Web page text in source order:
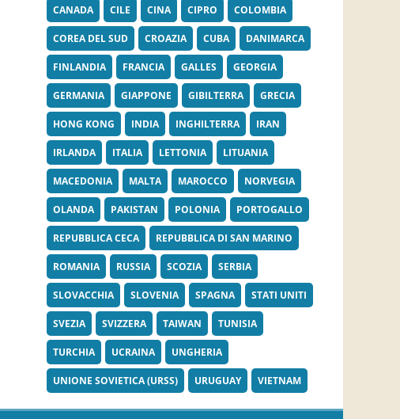
CANADA CILE CINA CIPRO COLOMBIA
COREA DEL SUD CROAZIA CUBA DANIMARCA
FINLANDIA FRANCIA GALLES GEORGIA
GERMANIA GIAPPONE GIBILTERRA GRECIA
HONG KONG INDIA INGHILTERRA IRAN
IRLANDA ITALIA LETTONIA LITUANIA
MACEDONIA MALTA MAROCCO NORVEGIA
OLANDA PAKISTAN POLONIA PORTOGALLO
REPUBBLICA CECA REPUBBLICA DI SAN MARINO
ROMANIA RUSSIA SCOZIA SERBIA
SLOVACCHIA SLOVENIA SPAGNA STATI UNITI
SVEZIA SVIZZERA TAIWAN TUNISIA
TURCHIA UCRAINA UNGHERIA
UNIONE SOVIETICA (URSS) URUGUAY VIETNAM